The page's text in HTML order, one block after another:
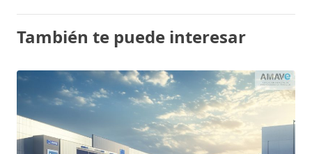
También te puede interesar